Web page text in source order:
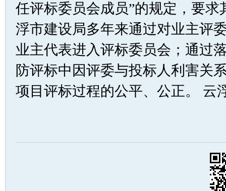
任评标委员会成员”的规定，要
浮市建设局多年来通过对业主评
业主代表进入评标委员会；通过
防评标中因评委与投标人利害关
项目评标过程的公平、公正。 云